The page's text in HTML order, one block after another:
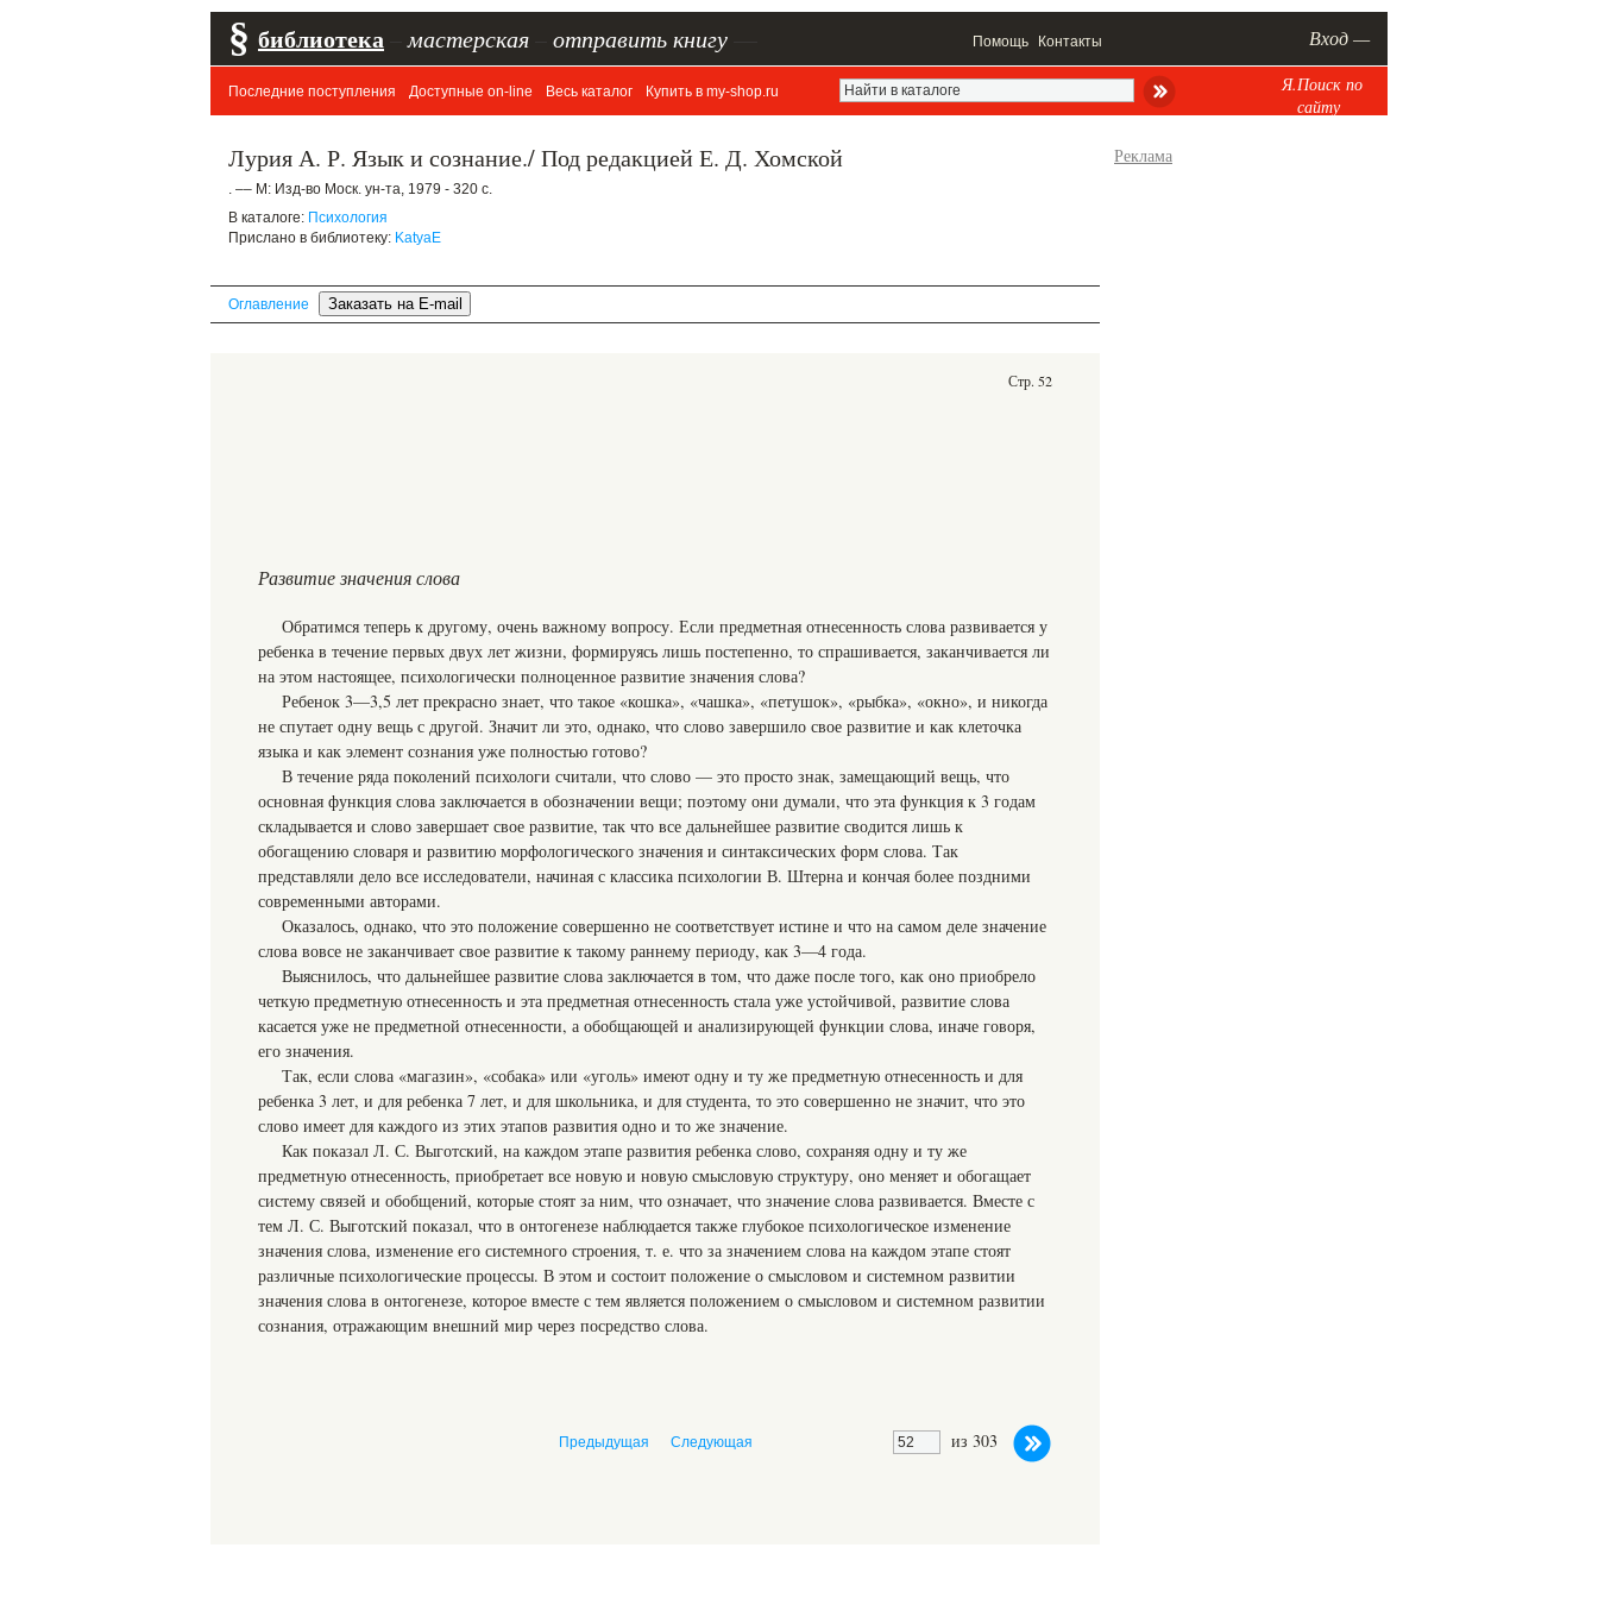
§ библиотека мастерская отправить книгу Помощь Контакты Вход —
Последние поступления Доступные on-line Весь каталог Купить в my-shop.ru
Я.Поиск по
сайту
Лурия А. Р. Язык и сознание./ Под редакцией Е. Д. Хомской
. –– М: Изд-во Моск. ун-та, 1979 - 320 с.
В каталоге: Психология
Прислано в библиотеку: KatyaE
Оглавление
Стр. 52
Развитие значения слова
Обратимся теперь к другому, очень важному вопросу. Если предметная отнесенность слова развивается у
ребенка в течение первых двух лет жизни, формируясь лишь постепенно, то спрашивается, заканчивается ли
на этом настоящее, психологически полноценное развитие значения слова?
Ребенок 3—3,5 лет прекрасно знает, что такое «кошка», «чашка», «петушок», «рыбка», «окно», и никогда
не спутает одну вещь с другой. Значит ли это, однако, что слово завершило свое развитие и как клеточка
языка и как элемент сознания уже полностью готово?
В течение ряда поколений психологи считали, что слово — это просто знак, замещающий вещь, что
основная функция слова заключается в обозначении вещи; поэтому они думали, что эта функция к 3 годам
складывается и слово завершает свое развитие, так что все дальнейшее развитие сводится лишь к
обогащению словаря и развитию морфологического значения и синтаксических форм слова. Так
представляли дело все исследователи, начиная с классика психологии В. Штерна и кончая более поздними
современными авторами.
Оказалось, однако, что это положение совершенно не соответствует истине и что на самом деле значение
слова вовсе не заканчивает свое развитие к такому раннему периоду, как 3—4 года.
Выяснилось, что дальнейшее развитие слова заключается в том, что даже после того, как оно приобрело
четкую предметную отнесенность и эта предметная отнесенность стала уже устойчивой, развитие слова
касается уже не предметной отнесенности, а обобщающей и анализирующей функции слова, иначе говоря,
его значения.
Так, если слова «магазин», «собака» или «уголь» имеют одну и ту же предметную отнесенность и для
ребенка 3 лет, и для ребенка 7 лет, и для школьника, и для студента, то это совершенно не значит, что это
слово имеет для каждого из этих этапов развития одно и то же значение.
Как показал Л. С. Выготский, на каждом этапе развития ребенка слово, сохраняя одну и ту же
предметную отнесенность, приобретает все новую и новую смысловую структуру, оно меняет и обогащает
систему связей и обобщений, которые стоят за ним, что означает, что значение слова развивается. Вместе с
тем Л. С. Выготский показал, что в онтогенезе наблюдается также глубокое психологическое изменение
значения слова, изменение его системного строения, т. е. что за значением слова на каждом этапе стоят
различные психологические процессы. В этом и состоит положение о смысловом и системном развитии
значения слова в онтогенезе, которое вместе с тем является положением о смысловом и системном развитии
сознания, отражающим внешний мир через посредство слова.
из 303
Предыдущая Следующая
Реклама